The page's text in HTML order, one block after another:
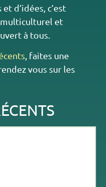
d’idées, c’est
multiculturel et
à tous.
, faites une
vous sur les